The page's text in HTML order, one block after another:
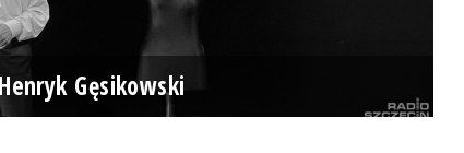
Gęsikowski